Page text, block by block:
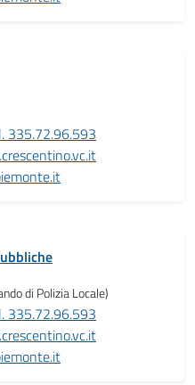
335.72.96.593
di Polizia Locale)
335.72.96.593